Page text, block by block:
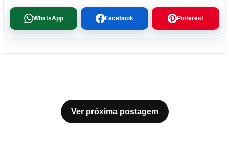
WhatsApp Facebook Pinterest
Ver próxima postagem